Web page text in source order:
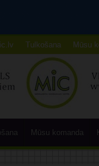
Tulkošana Mūsu
Mūsu komanda